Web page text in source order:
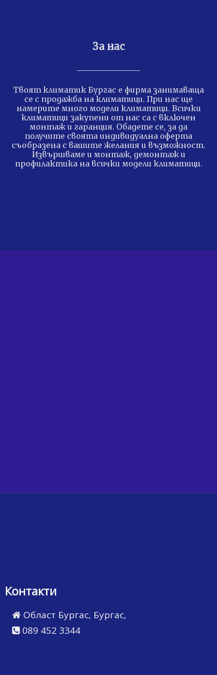
За нас
Твоят климатик Бургас е фирма занимаваща
се с продажба на климатици. При нас ще
намерите много модели климатици. Всички
климатици закупени от нас са с включен
монтаж и гаранция. Обадете се, за да
получите своята индивидуална оферта
съобразена с вашите желания и възможност.
Извършваме и монтаж, демонтаж и
профилактика на всички модели климатици.
Контакти
Област Бургас, Бургас,
089 452 3344